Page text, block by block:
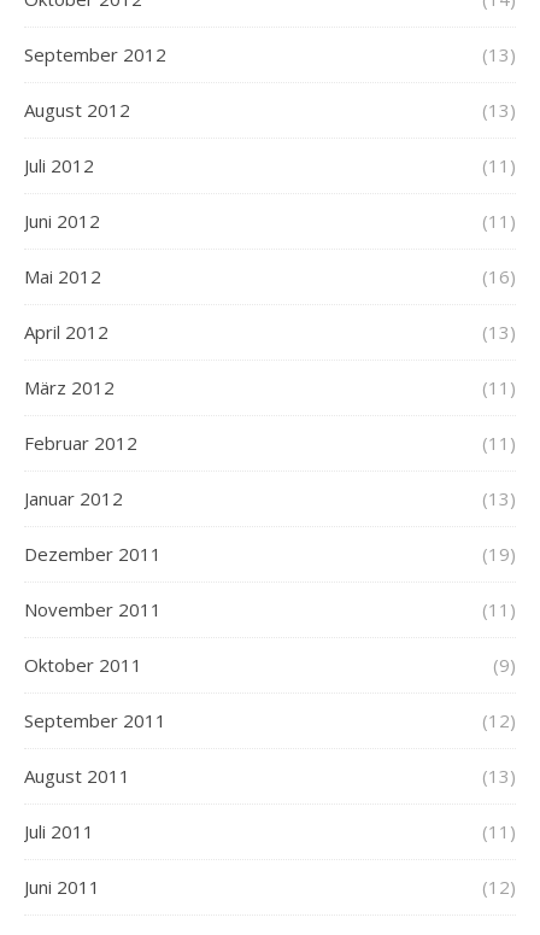
September 2012 (13)
August 2012 (13)
Juli 2012 (11)
Juni 2012 (11)
Mai 2012 (16)
April 2012 (13)
März 2012 (11)
Februar 2012 (11)
Januar 2012 (13)
Dezember 2011 (19)
November 2011 (11)
Oktober 2011 (9)
September 2011 (12)
August 2011 (13)
Juli 2011 (11)
Juni 2011 (12)